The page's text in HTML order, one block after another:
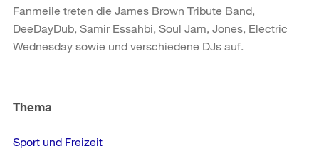
Fanmeile treten die James Brown Tribute Band,
DeeDayDub, Samir Essahbi, Soul Jam, Jones, Electric
Wednesday sowie und verschiedene DJs auf.
Informationen
Thema
Sport und Freizeit